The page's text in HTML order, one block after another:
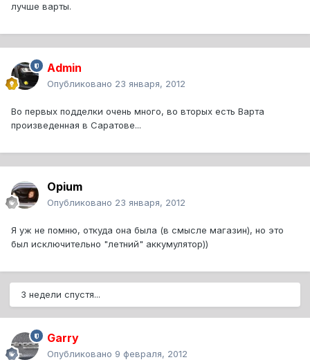
лучше варты.
Admin
Опубликовано 23 января, 2012
Во первых подделки очень много, во вторых есть Варта
произведенная в Саратове...
Opium
Опубликовано 23 января, 2012
Я уж не помню, откуда она была (в смысле магазин), но это
был исключительно "летний" аккумулятор))
3 недели спустя...
Garry
Опубликовано 9 февраля, 2012